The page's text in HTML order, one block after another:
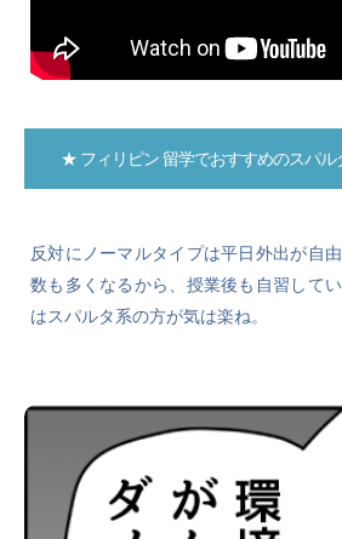
★ フィリピン 留学でおすすめのスパル
反対にノーマルタイプは平日外出が自
数も多くなるから、授業後も自習して
はスパルタ系の方が気は楽ね。